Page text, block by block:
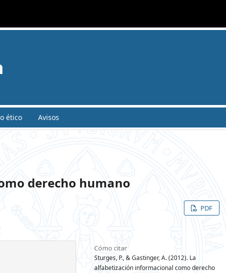
ético Avisos
derecho humano
PDF
Cómo citar
Sturges, P., & Gastinger, A. (2012). La
alfabetización informacional como derecho